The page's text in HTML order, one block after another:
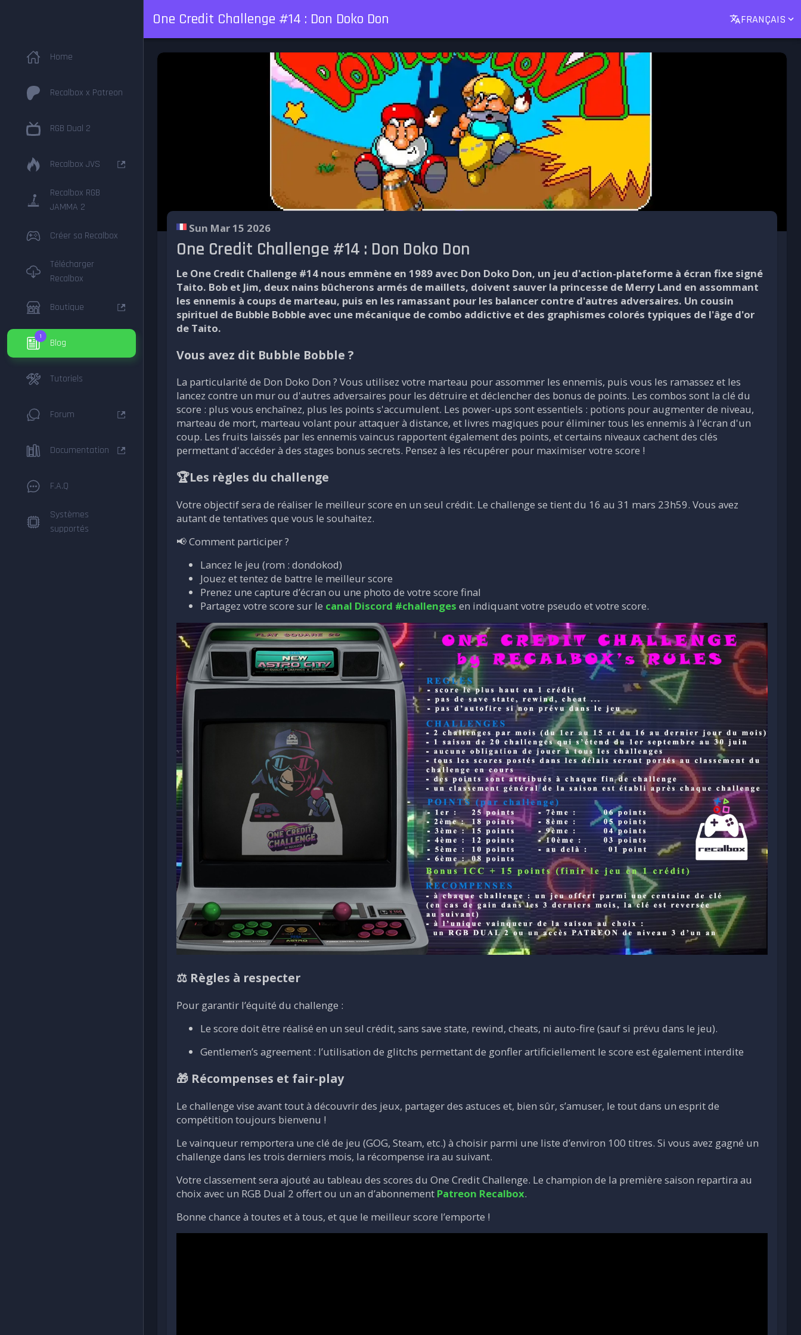
One Credit Challenge #14 : Don Doko Don FRANÇAIS
Home
Recalbox x Patreon
RGB Dual 2
Recalbox JVS
Recalbox RGB
JAMMA 2
Créer sa Recalbox
Télécharger
Recalbox
Boutique
1
Blog
Tutoriels
Forum
Documentation
F.A.Q
Systèmes
supportés
Sun Mar 15 2026
One Credit Challenge #14 : Don Doko Don
Le One Credit Challenge #14 nous emmène en 1989 avec Don Doko Don, un jeu d'action-plateforme à écran fixe signé
Taito. Bob et Jim, deux nains bûcherons armés de maillets, doivent sauver la princesse de Merry Land en assommant
les ennemis à coups de marteau, puis en les ramassant pour les balancer contre d'autres adversaires. Un cousin
spirituel de Bubble Bobble avec une mécanique de combo addictive et des graphismes colorés typiques de l'âge d'or
de Taito.
Vous avez dit Bubble Bobble ?
La particularité de Don Doko Don ? Vous utilisez votre marteau pour assommer les ennemis, puis vous les ramassez et les
lancez contre un mur ou d'autres adversaires pour les détruire et déclencher des bonus de points. Les combos sont la clé du
score : plus vous enchaînez, plus les points s'accumulent. Les power-ups sont essentiels : potions pour augmenter de niveau,
marteau de mort, marteau volant pour attaquer à distance, et livres magiques pour éliminer tous les ennemis à l'écran d'un
coup. Les fruits laissés par les ennemis vaincus rapportent également des points, et certains niveaux cachent des clés
permettant d'accéder à des stages bonus secrets. Pensez à les récupérer pour maximiser votre score !
🏆Les règles du challenge
Votre objectif sera de réaliser le meilleur score en un seul crédit. Le challenge se tient du 16 au 31 mars 23h59. Vous avez
autant de tentatives que vous le souhaitez.
📢 Comment participer ?
Lancez le jeu (rom : dondokod)
Jouez et tentez de battre le meilleur score
Prenez une capture d’écran ou une photo de votre score final
Partagez votre score sur le canal Discord #challenges en indiquant votre pseudo et votre score.
⚖️ Règles à respecter
Pour garantir l’équité du challenge :
Le score doit être réalisé en un seul crédit, sans save state, rewind, cheats, ni auto-fire (sauf si prévu dans le jeu).
Gentlemen’s agreement : l’utilisation de glitchs permettant de gonfler artificiellement le score est également interdite
🎁 Récompenses et fair-play
Le challenge vise avant tout à découvrir des jeux, partager des astuces et, bien sûr, s’amuser, le tout dans un esprit de
compétition toujours bienvenu !
Le vainqueur remportera une clé de jeu (GOG, Steam, etc.) à choisir parmi une liste d’environ 100 titres. Si vous avez gagné un
challenge dans les trois derniers mois, la récompense ira au suivant.
Votre classement sera ajouté au tableau des scores du One Credit Challenge. Le champion de la première saison repartira au
choix avec un RGB Dual 2 offert ou un an d’abonnement Patreon Recalbox.
Bonne chance à toutes et à tous, et que le meilleur score l’emporte !